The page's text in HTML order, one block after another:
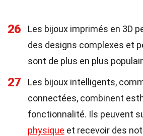
26
Les bijoux imprimés en 3D
des designs complexes et
sont de plus en plus
27
Les bijoux intelligents,
connectées, combinent
fonctionnalité. Ils peuvent
physique et recevoir des